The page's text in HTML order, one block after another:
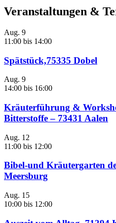
Veranstaltungen &
Aug. 9
11:00 bis 14:00
Spätstück,75335 Dobel
Aug. 9
14:00 bis 16:00
Kräuterführung &
Bitterstoffe – 73431 Aalen
Aug. 12
11:00 bis 12:00
Bibel-und Kräutergarten
Meersburg
Aug. 15
10:00 bis 12:00